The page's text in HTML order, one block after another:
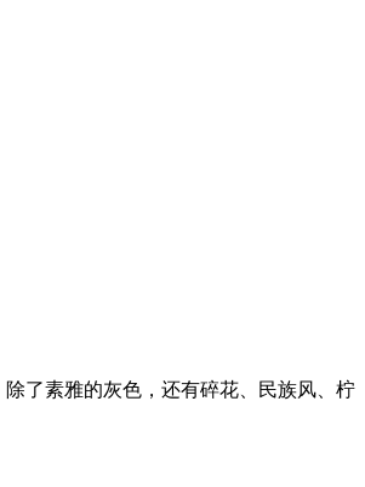
了素雅的灰色，还有碎花、民族风、柠